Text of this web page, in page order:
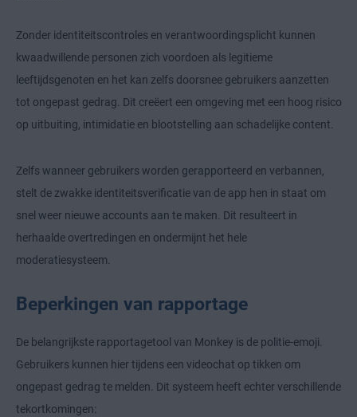
Zonder identiteitscontroles en verantwoordingsplicht kunnen
kwaadwillende personen zich voordoen als legitieme
leeftijdsgenoten en het kan zelfs doorsnee gebruikers aanzetten
tot ongepast gedrag. Dit creëert een omgeving met een hoog risico
op uitbuiting, intimidatie en blootstelling aan schadelijke content.
Zelfs wanneer gebruikers worden gerapporteerd en verbannen,
stelt de zwakke identiteitsverificatie van de app hen in staat om
snel weer nieuwe accounts aan te maken. Dit resulteert in
herhaalde overtredingen en ondermijnt het hele
moderatiesysteem.
Beperkingen van rapportage
De belangrijkste rapportagetool van Monkey is de politie-emoji.
Gebruikers kunnen hier tijdens een videochat op tikken om
ongepast gedrag te melden. Dit systeem heeft echter verschillende
tekortkomingen: